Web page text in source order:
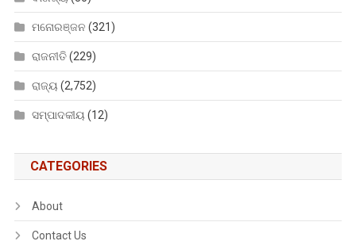
ମନୋରଞ୍ଜନ (321)
ରାଜନୀତି(229)
ରାଜ୍ୟ (2,752)
ସମ୍ପାଦକୀୟ (12)
CATEGORIES
About
Contact Us